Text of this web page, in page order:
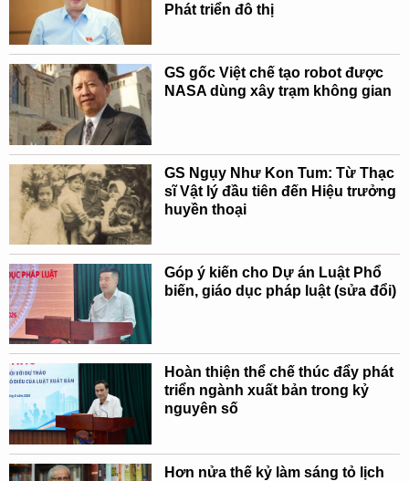
Phát triển đô thị
GS gốc Việt chế tạo robot được
NASA dùng xây trạm không gian
GS Ngụy Như Kon Tum: Từ Thạc
sĩ Vật lý đầu tiên đến Hiệu trưởng
huyền thoại
Góp ý kiến cho Dự án Luật Phổ
biến, giáo dục pháp luật (sửa đổi)
Hoàn thiện thể chế thúc đẩy phát
triển ngành xuất bản trong kỷ
nguyên số
Hơn nửa thế kỷ làm sáng tỏ lịch